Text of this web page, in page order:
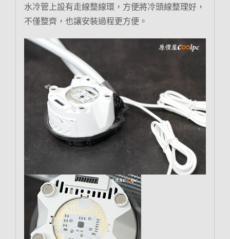
水冷管上設有走線整線環，方便將冷頭線整理好，
不僅整齊，也讓安裝過程更方便。